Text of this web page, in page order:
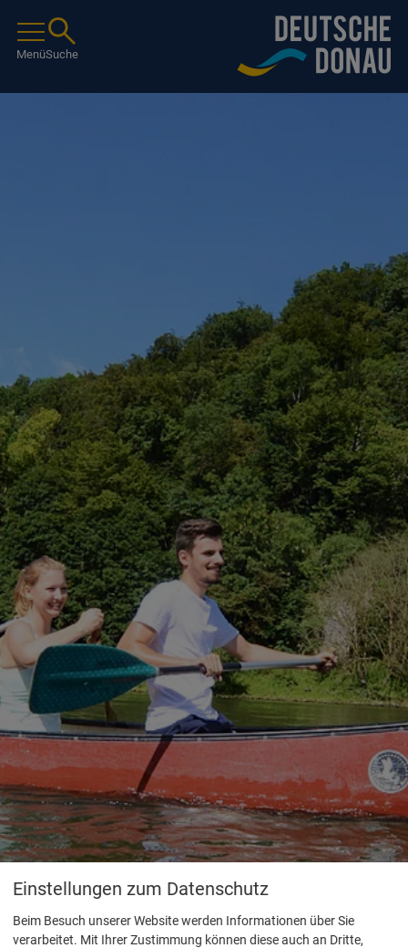
MenüSuche
Einstellungen zum Datenschutz
Beim Besuch unserer Website werden Informationen über Sie
verarbeitet. Mit Ihrer Zustimmung können diese auch an Dritte,